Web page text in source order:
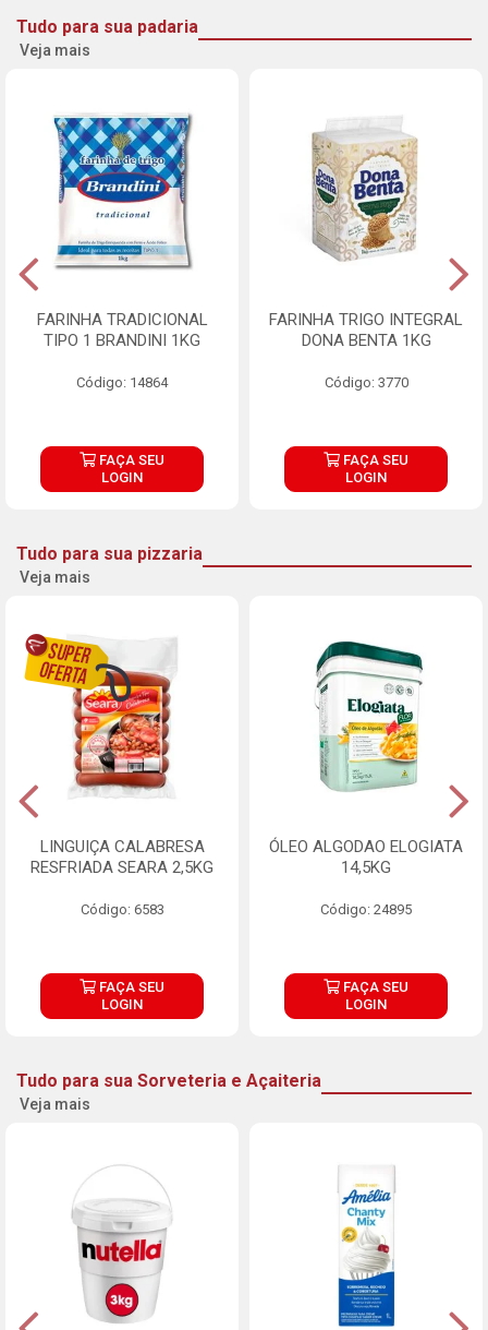
Tudo para sua padaria
Veja mais
FARINHA TRADICIONAL
TIPO 1 BRANDINI 1KG
Código: 14864
FAÇA SEU
LOGIN
FARINHA TRIGO INTEGRAL
DONA BENTA 1KG
Código: 3770
FAÇA SEU
LOGIN
Tudo para sua pizzaria
Veja mais
LINGUIÇA CALABRESA
RESFRIADA SEARA 2,5KG
Código: 6583
FAÇA SEU
LOGIN
ÓLEO ALGODAO ELOGIATA
14,5KG
Código: 24895
FAÇA SEU
LOGIN
Tudo para sua Sorveteria e Açaiteria
Veja mais